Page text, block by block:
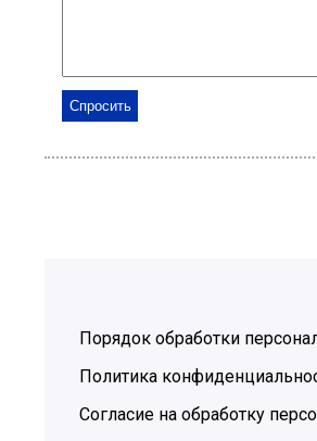
Порядок обработки
Политика
Согласие на обработку